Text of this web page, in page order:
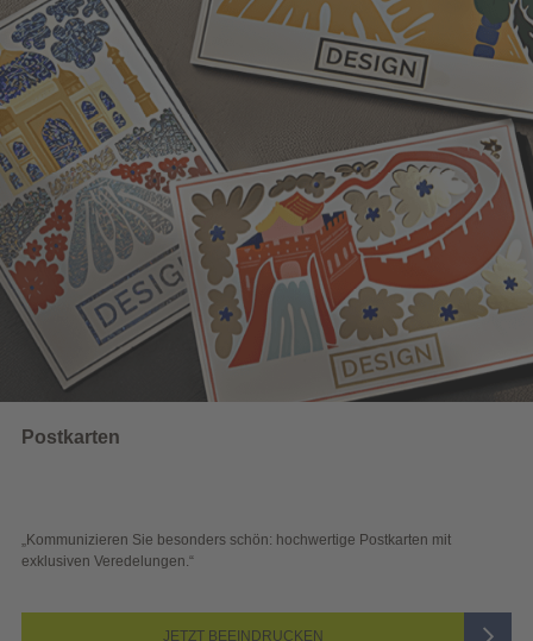
mit
„Sichtbar und wirkungsvoll – mit plakativer
Blick überzeugen.“
JETZT AUSWÄHLEN